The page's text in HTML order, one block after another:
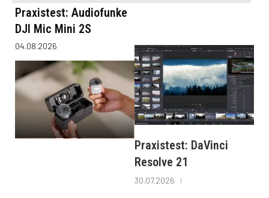
Praxistest: Audiofunke
DJI Mic Mini 2S
04.08.2026
Praxistest: DaVinci
Resolve 21
30.07.2026